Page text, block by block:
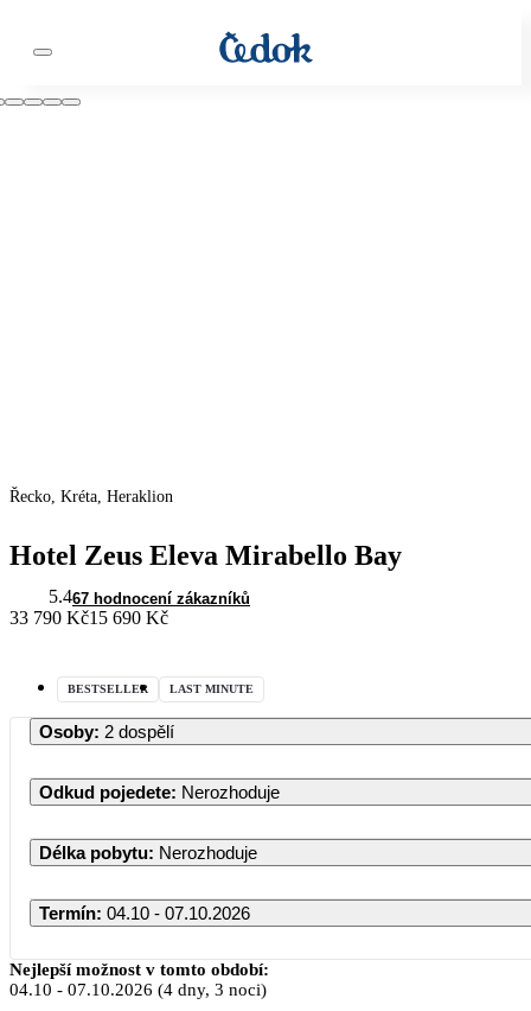
Řecko, Kréta, Heraklion
Hotel Zeus Eleva Mirabello Bay
5.467 hodnocení zákazníků
33 790 Kč15 690 Kč
BESTSELLER LAST MINUTE
Osoby: 2 dospělí
Odkud pojedete: Nerozhoduje
Délka pobytu: Nerozhoduje
Termín: 04.10 - 07.10.2026
Nejlepší možnost v tomto období:
04.10 - 07.10.2026 (4 dny, 3 noci)